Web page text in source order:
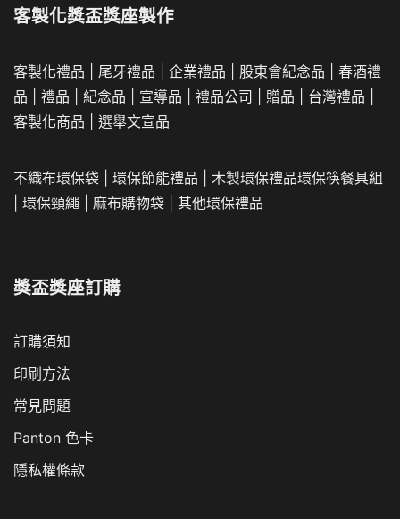
客製化獎盃獎座製作
客製化禮品 尾牙禮品 企業禮品 股東會紀念品
春酒禮
品
禮品 紀念品 宣導品 禮品公司 贈品 台灣禮品
客製化商品
選舉文宣品
不織布環保袋 環保節能禮品 木製環保禮品環保筷餐具組
環保頸繩 麻布購物袋 其他環保禮品
獎盃獎座訂購
訂購須知
印刷方法
常見問題
Panton 色卡
隱私權條款